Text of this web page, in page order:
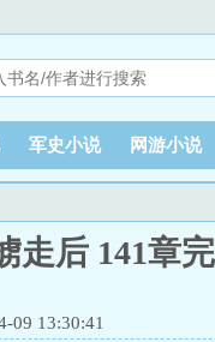
军史小说 网游小说
走后 141章
09 13:30:41